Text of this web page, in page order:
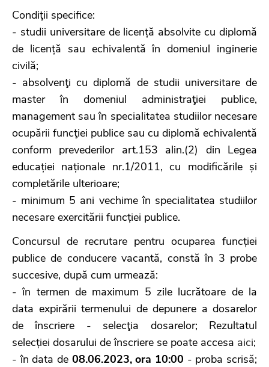
Condiţii specifice:
- studii universitare de licență absolvite cu diplomă
de licență sau echivalentă în domeniul inginerie
civilă;
- absolvenţi cu diplomă de studii universitare de
master în domeniul administraţiei publice,
management sau în specialitatea studiilor necesare
ocupării funcţiei publice sau cu diplomă echivalentă
conform prevederilor art.153 alin.(2) din Legea
educației naționale nr.1/2011, cu modificările și
completările ulterioare;
- minimum 5 ani vechime în specialitatea studiilor
necesare exercitării funcției publice.
Concursul de recrutare pentru ocuparea funcției
publice de conducere vacantă, constă în 3 probe
succesive, după cum urmează:
- în termen de maximum 5 zile lucrătoare de la
data expirării termenului de depunere a dosarelor
de înscriere - selecţia dosarelor; Rezultatul
selecției dosarului de înscriere se poate accesa aici;
- în data de 08.06.2023, ora 10:00 - proba scrisă;